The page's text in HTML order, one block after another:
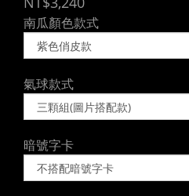
南瓜顏色款式
氣球款式
暗號字卡